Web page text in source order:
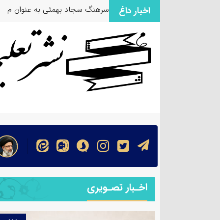
اخبار داغ سرهنگ سجاد بهمئی به عنوان
اخـبار تصـویری